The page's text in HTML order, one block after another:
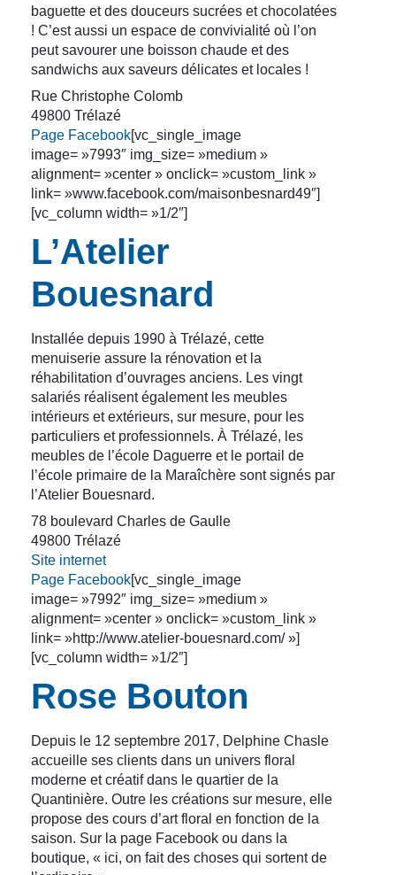
baguette et des douceurs sucrées et chocolatées
! C’est aussi un espace de convivialité où l’on
peut savourer une boisson chaude et des
sandwichs aux saveurs délicates et locales !
Rue Christophe Colomb
49800 Trélazé
Page Facebook[vc_single_image
image= »7993″ img_size= »medium »
alignment= »center » onclick= »custom_link »
link= »www.facebook.com/maisonbesnard49″]
[vc_column width= »1/2″]
L’Atelier
Bouesnard
Installée depuis 1990 à Trélazé, cette
menuiserie assure la rénovation et la
réhabilitation d’ouvrages anciens. Les vingt
salariés réalisent également les meubles
intérieurs et extérieurs, sur mesure, pour les
particuliers et professionnels. À Trélazé, les
meubles de l’école Daguerre et le portail de
l’école primaire de la Maraîchère sont signés par
l’Atelier Bouesnard.
78 boulevard Charles de Gaulle
49800 Trélazé
Site internet
Page Facebook[vc_single_image
image= »7992″ img_size= »medium »
alignment= »center » onclick= »custom_link »
link= »http://www.atelier-bouesnard.com/ »]
[vc_column width= »1/2″]
Rose Bouton
Depuis le 12 septembre 2017, Delphine Chasle
accueille ses clients dans un univers floral
moderne et créatif dans le quartier de la
Quantinière. Outre les créations sur mesure, elle
propose des cours d’art floral en fonction de la
saison. Sur la page Facebook ou dans la
boutique, « ici, on fait des choses qui sortent de